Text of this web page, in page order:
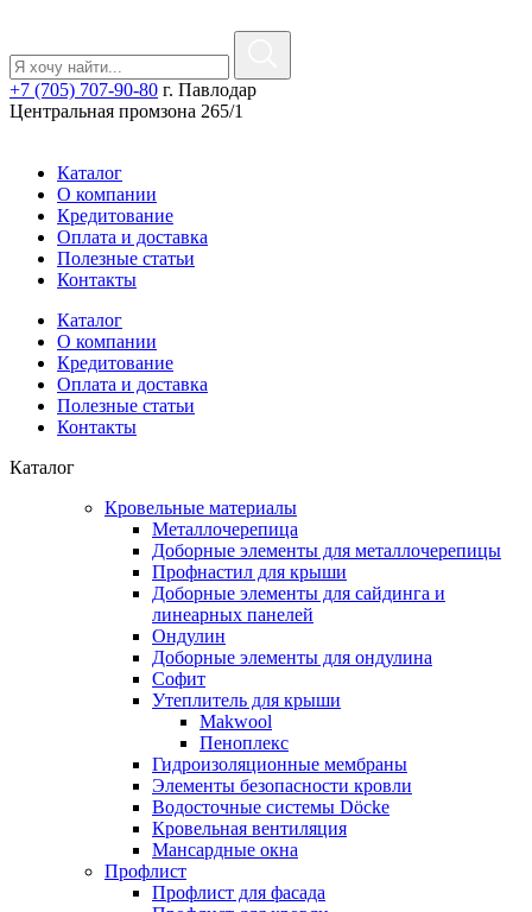
+7 (705) 707-90-80 г. Павлодар
Центральная промзона 265/1
Каталог
О компании
Кредитование
Оплата и доставка
Полезные статьи
Контакты
Каталог
О компании
Кредитование
Оплата и доставка
Полезные статьи
Контакты
Каталог
Кровельные материалы
Металлочерепица
Доборные элементы для металлочерепицы
Профнастил для крыши
Доборные элементы для сайдинга и
линеарных панелей
Ондулин
Доборные элементы для ондулина
Софит
Утеплитель для крыши
Makwool
Пеноплекс
Гидроизоляционные мембраны
Элементы безопасности кровли
Водосточные системы Döcke
Кровельная вентиляция
Мансардные окна
Профлист
Профлист для фасада